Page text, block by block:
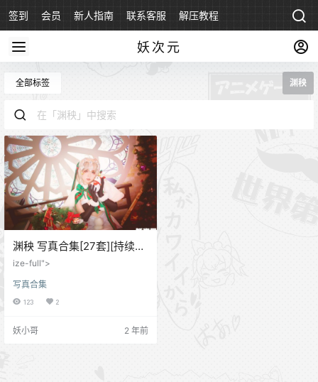
签到 会员 新人指南 联系客服 解压教程
妖次元
全部标签 渊秧
渊秧 写真合集[27套][持续更
新]
ize-full">
写真合集
123 2
妖小哥 2 年前